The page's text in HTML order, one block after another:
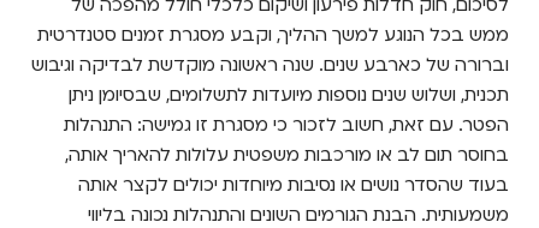
ממש בכל הנוגע למשך ההליך, וקבע מסגרת זמנים סטנדרטית
וברורה של כארבע שנים. שנה ראשונה מוקדשת לבדיקה וגיבוש
תכנית, ושלוש שנים נוספות מיועדות לתשלומים, שבסיומן ניתן
הפטר. עם זאת, חשוב לזכור כי מסגרת זו גמישה: התנהלות
בחוסר תום לב או מורכבות משפטית עלולות להאריך אותה,
בעוד שהסדר נושים או נסיבות מיוחדות יכולים לקצר אותה
משמעותית. הבנת הגורמים השונים והתנהלות נכונה בליווי